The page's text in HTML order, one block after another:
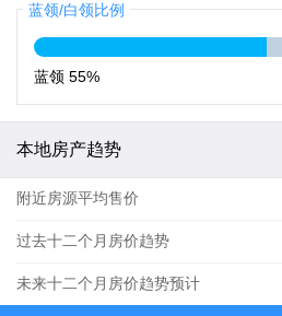
蓝领/白领比例
蓝领 55%
本地房产趋势
附近房源平均售价
过去十二个月房价趋势
未来十二个月房价趋势预计